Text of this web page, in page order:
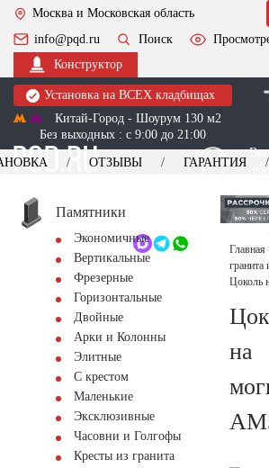
Москва и Московская область
info@pqd.ru
Поиск
Конструктор
Установка на ВСЕХ кладбищах
Китай-Город - Шоурум 130 м2
Без выходных : с 9:00 до 21:00
+7 (495) 518-44-23
Обратный звонок
ОТЗЫВЫ ГАРАНТИЯ
Памятники
Экономичные
Вертикальные
Фрезерные
Горизонтальные
Двойные
Арки и Колонны
Элитные
С крестом
Маленькие
Эксклюзивные
Часовни и Голгофы
Кресты из гранита
Главная
гранита
Цоколь
на